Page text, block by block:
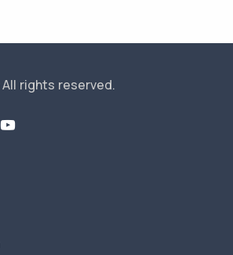
All rights reserved.